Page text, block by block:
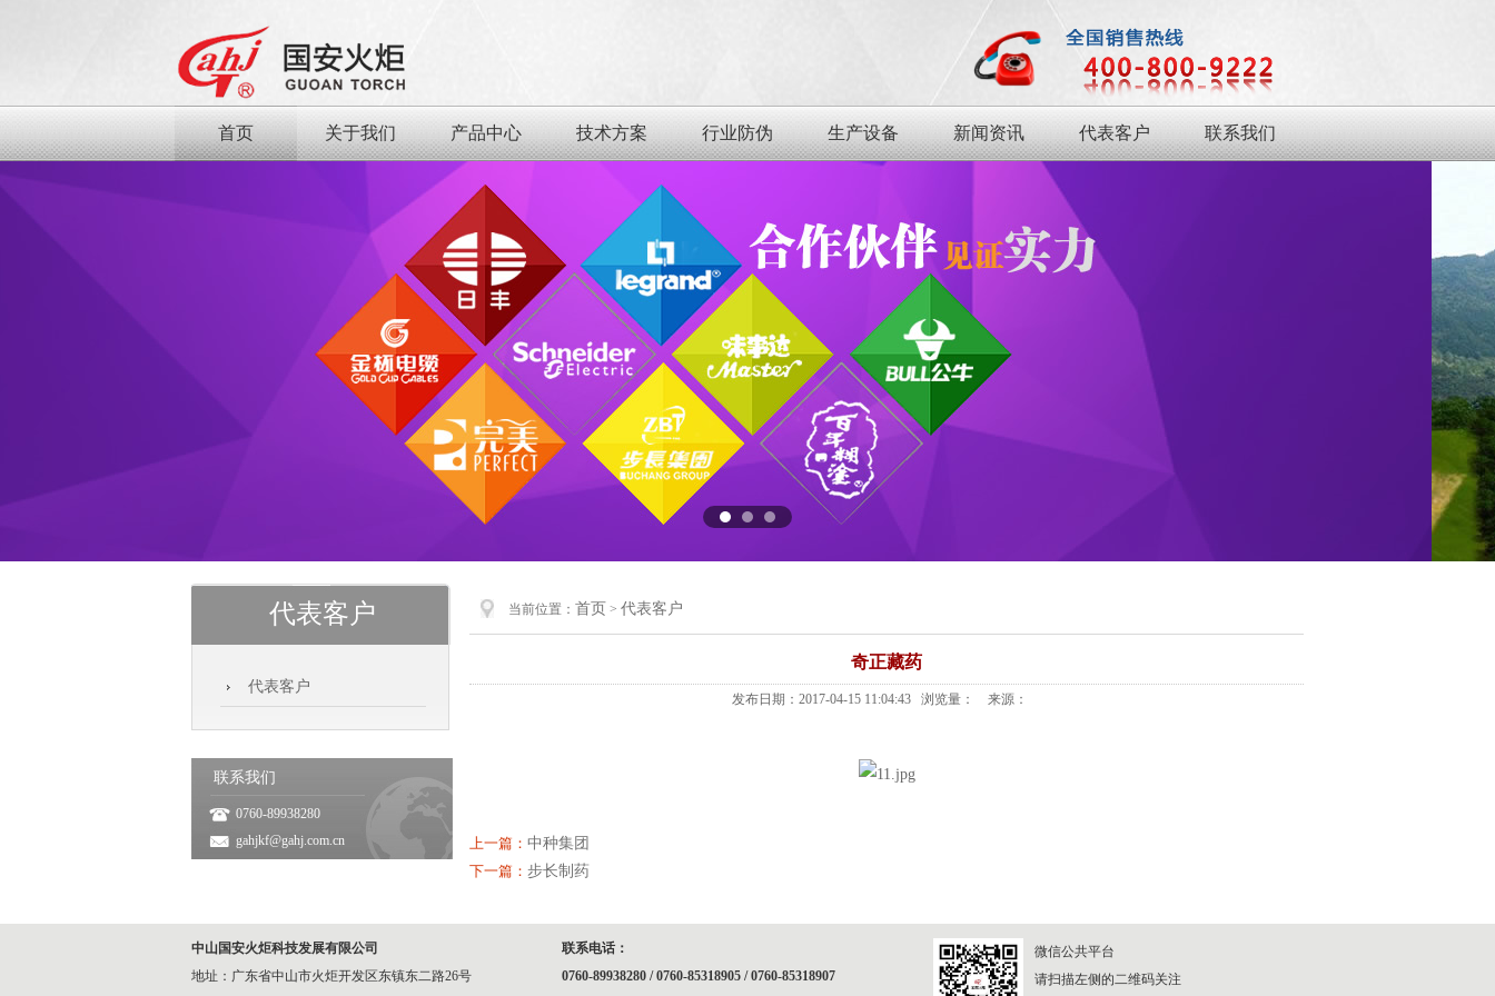
首页 关于我们
关于我们
产品中心
产品中心
技术方案
技术方案
行业防伪
行业防伪
生产设备
生产设备
新闻资讯
新闻资讯
代表客户
代表客户
联系我们
食品行业
代表客户
代表客户
联系我们
0760-89938280
gahjkf@gahj.com.cn
当前位置： 首页 > 代表客户
奇正藏药
发布日期：2017-04-15 11:04:43 浏览量： 来源：
上一篇： 中种集团
下一篇： 步长制药
中山国安火炬科技发展有限公司
地址：广东省中山市火炬开发区东镇东二路26号
联系电话：
0760-89938280 / 0760-85318905 / 0760-85318907
微信公共平台
请扫描左侧的二维码关注